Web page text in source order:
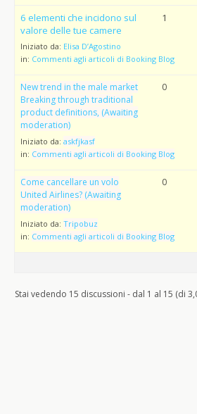
6 elementi che incidono sul
valore delle tue camere
Iniziato da: Elisa D’Agostino
in: Commenti agli articoli di Booking Blog
1
New trend in the male market
Breaking through traditional
product definitions, (Awaiting
moderation)
Iniziato da: askfjkasf
in: Commenti agli articoli di Booking Blog
0
Come cancellare un volo
United Airlines? (Awaiting
moderation)
Iniziato da: Tripobuz
in: Commenti agli articoli di Booking Blog
0
Stai vedendo 15 discussioni - dal 1 al 15 (di